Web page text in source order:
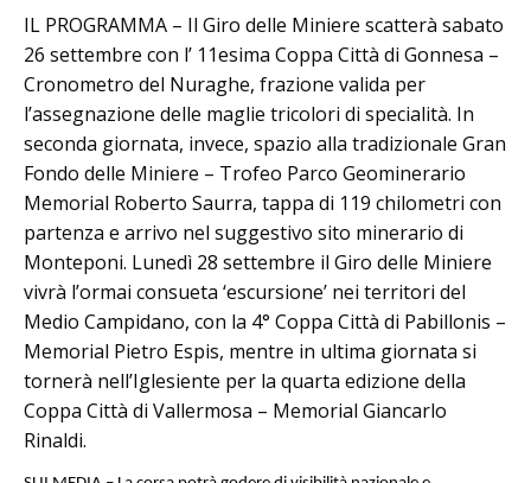
IL PROGRAMMA – Il Giro delle Miniere scatterà sabato
26 settembre con l’ 11esima Coppa Città di Gonnesa –
Cronometro del Nuraghe, frazione valida per
l’assegnazione delle maglie tricolori di specialità. In
seconda giornata, invece, spazio alla tradizionale Gran
Fondo delle Miniere – Trofeo Parco Geominerario
Memorial Roberto Saurra, tappa di 119 chilometri con
partenza e arrivo nel suggestivo sito minerario di
Monteponi. Lunedì 28 settembre il Giro delle Miniere
vivrà l’ormai consueta ‘escursione’ nei territori del
Medio Campidano, con la 4° Coppa Città di Pabillonis –
Memorial Pietro Espis, mentre in ultima giornata si
tornerà nell’Iglesiente per la quarta edizione della
Coppa Città di Vallermosa – Memorial Giancarlo
Rinaldi.